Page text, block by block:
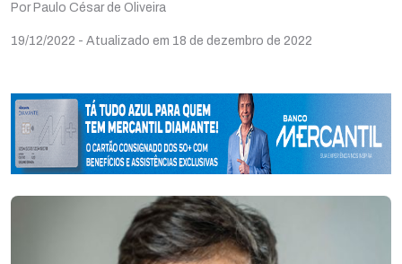
Por Paulo César de Oliveira
19/12/2022 - Atualizado em 18 de dezembro de 2022